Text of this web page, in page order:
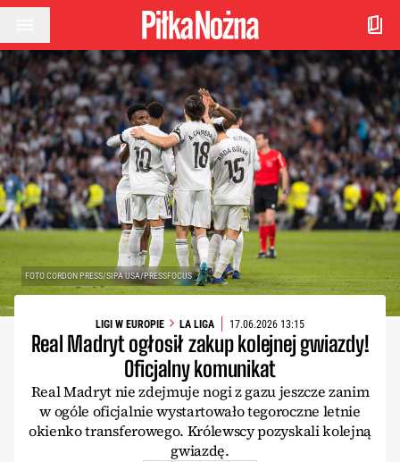
Przejdź do treści
FOTO CORDON PRESS/SIPA USA/PRESSFOCUS
LIGI W EUROPIE LA LIGA 17.06.2026 13:15
Real Madryt ogłosił zakup kolejnej gwiazdy!
Oficjalny komunikat
Real Madryt nie zdejmuje nogi z gazu jeszcze zanim
w ogóle oficjalnie wystartowało tegoroczne letnie
okienko transferowego. Królewscy pozyskali kolejną
gwiazdę.